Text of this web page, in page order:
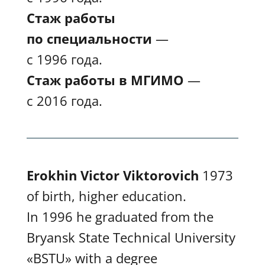
Стаж работы
по специальности —
с 1996 года.
Стаж работы в МГИМО —
с 2016 года.
Erokhin Victor Viktorovich 1973
of birth, higher education.
In 1996 he graduated from the
Bryansk State Technical University
«BSTU» with a degree